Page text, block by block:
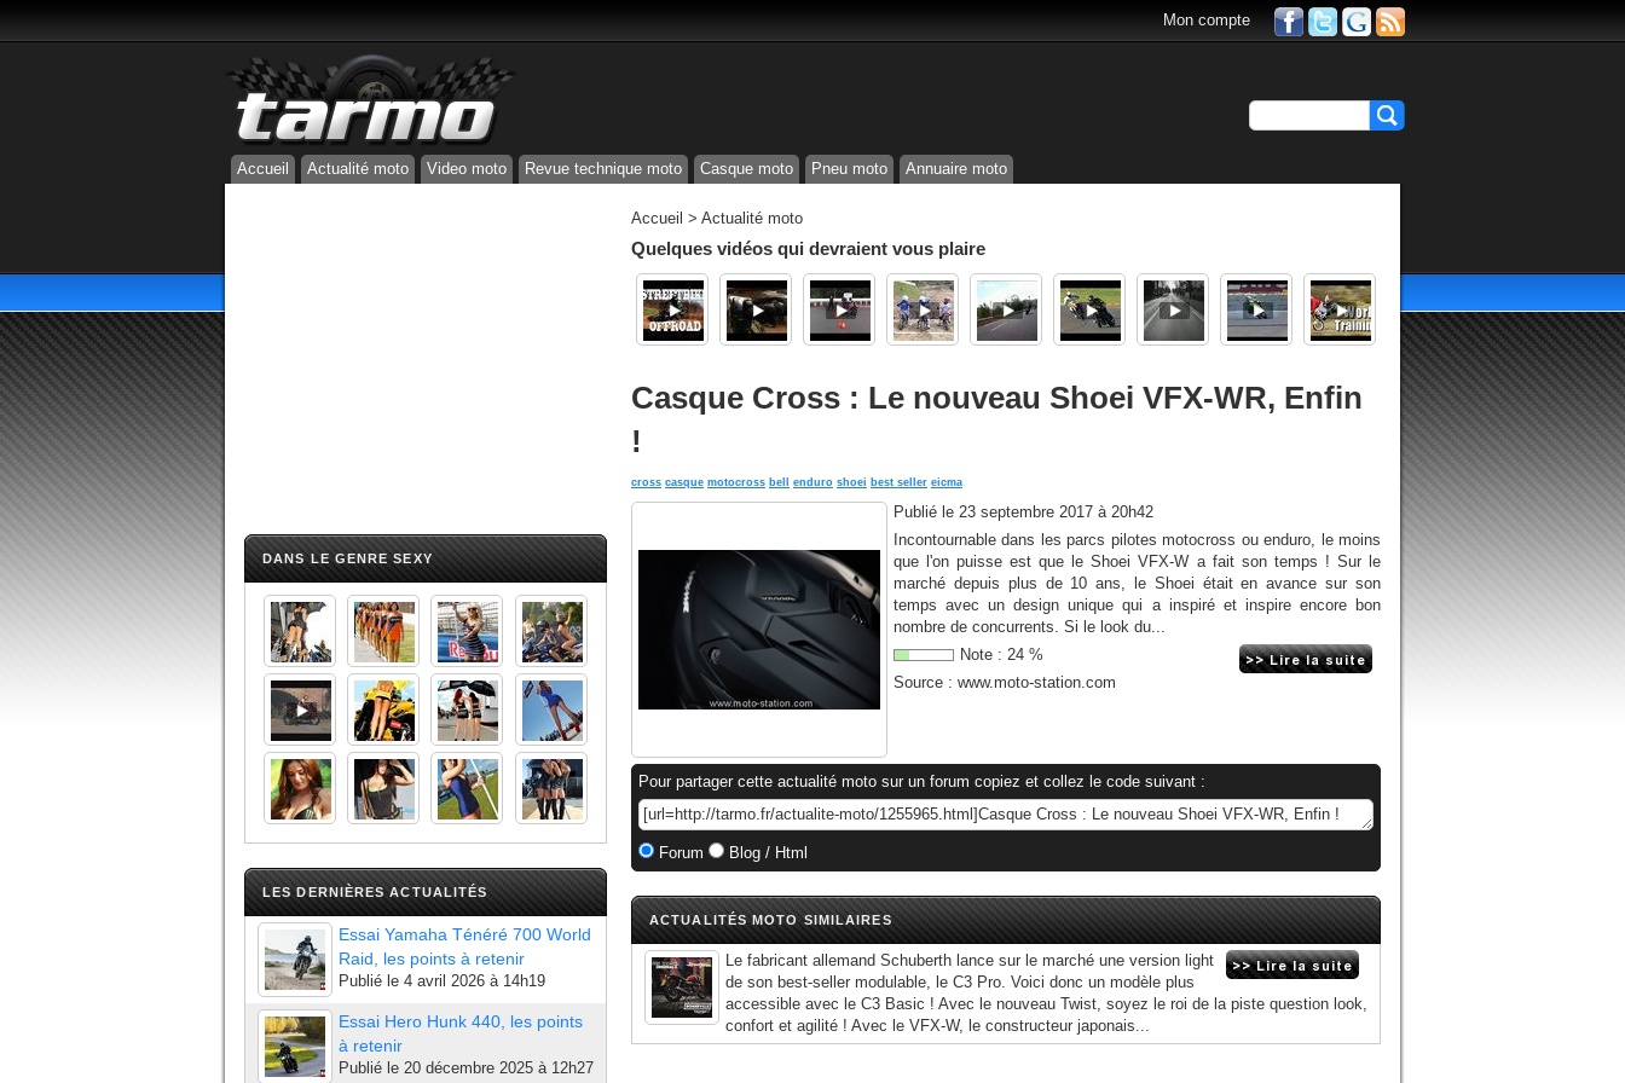
Mon compte
Accueil Actualité moto Video moto Revue technique moto Casque moto Pneu moto Annuaire moto
DANS LE GENRE SEXY
LES DERNIÈRES ACTUALITÉS
Essai Yamaha Ténéré 700 World
Raid, les points à retenir
Publié le 4 avril 2026 à 14h19
Essai Hero Hunk 440, les points
à retenir
Publié le 20 décembre 2025 à 12h27
Accueil > Actualité moto
Quelques vidéos qui devraient vous plaire
Casque Cross : Le nouveau Shoei VFX-WR, Enfin
!
cross casque motocross bell enduro shoei best seller eicma
Publié le 23 septembre 2017 à 20h42
Incontournable dans les parcs pilotes motocross ou enduro, le moins
que l'on puisse est que le Shoei VFX-W a fait son temps ! Sur le
marché depuis plus de 10 ans, le Shoei était en avance sur son
temps avec un design unique qui a inspiré et inspire encore bon
nombre de concurrents. Si le look du...
Note : 24 %
Source : www.moto-station.com
Pour partager cette actualité moto sur un forum copiez et collez le code suivant :
Forum Blog / Html
ACTUALITÉS MOTO SIMILAIRES
Le fabricant allemand Schuberth lance sur le marché une version light
de son best-seller modulable, le C3 Pro. Voici donc un modèle plus
accessible avec le C3 Basic ! Avec le nouveau Twist, soyez le roi de la piste question look,
confort et agilité ! Avec le VFX-W, le constructeur japonais...